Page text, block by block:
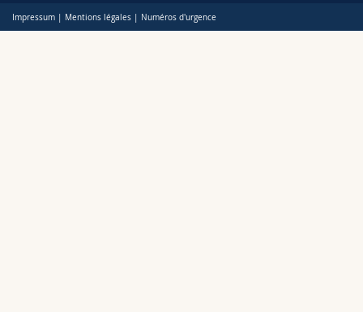
Impressum | Mentions légales | Numéros d'urgence